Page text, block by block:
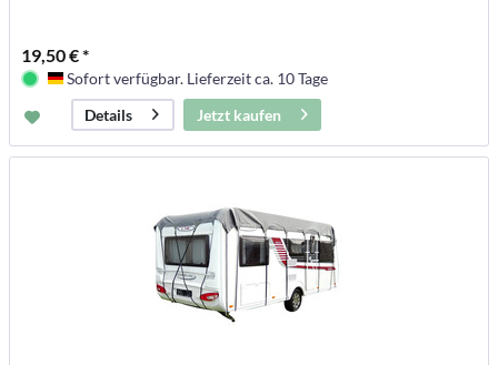
19,50 € *
Deutschland
Sofort verfügbar. Lieferzeit ca. 10 Tage
Details
Jetzt kaufen